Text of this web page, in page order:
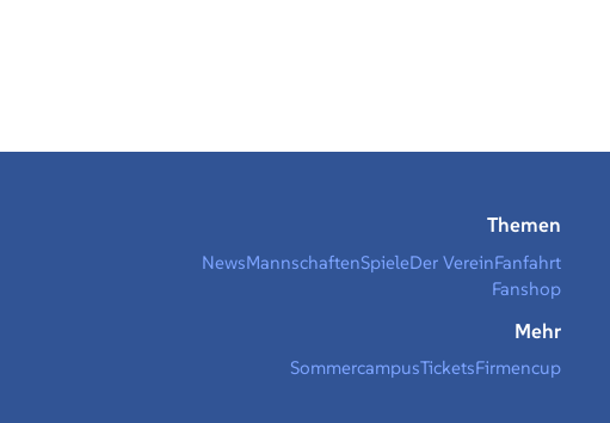
Themen
NewsMannschaftenSpieleDer VereinFanfahrt
Fanshop
Mehr
SommercampusTicketsFirmencup